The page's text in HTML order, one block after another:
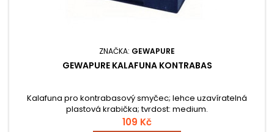
ZNAČKA: GEWAPURE
GEWAPURE KALAFUNA KONTRABAS
Kalafuna pro kontrabasový smyčec; lehce uzavíratelná
plastová krabička; tvrdost: medium.
109 Kč